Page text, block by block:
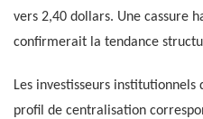
vers 2,40 dollars. Une cassure
confirmerait la tendance
Les investisseurs
profil de centralisation